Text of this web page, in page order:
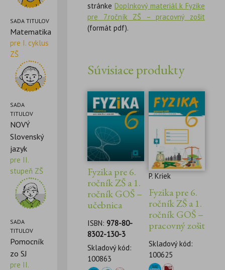
SADA TITULOV
Matematika
pre I. cyklus
ZŠ
SADA
TITULOV
NOVÝ
Slovenský
jazyk
pre II.
stupeň ZŠ
SADA
TITULOV
Pomocník
zo SJ
pre II.
stránkeDoplnkový materiál k Fyzike
pre 7.ročník ZŠ – pracovný zošit
(formát pdf).
Súvisiace produkty
Fyzika pre 6.
ročník ZŠ a 1.
ročník GOŠ –
učebnica
ISBN:978-80-
8302-130-3
Skladový kód:
100863
P. Kriek
Fyzika pre 6.
ročník ZŠ a 1.
ročník GOŠ –
pracovný zošit
Skladový kód:
100625